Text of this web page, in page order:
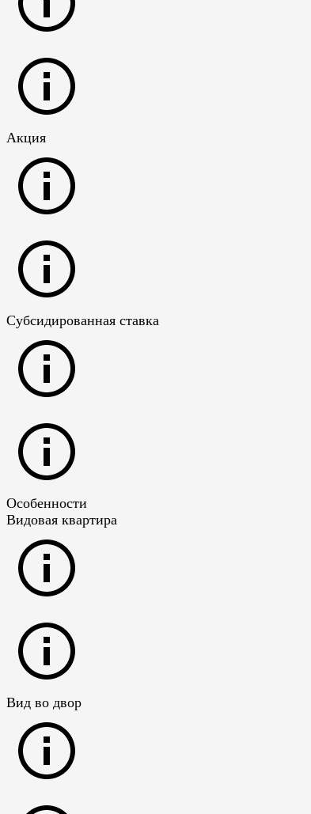
Акция
Субсидированная ставка
Особенности
Видовая квартира
Вид во двор